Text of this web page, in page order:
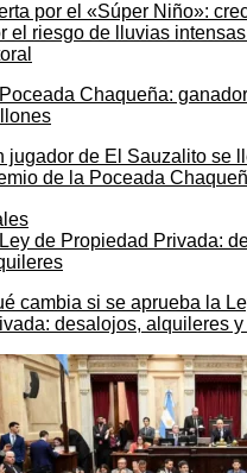
por el «Súper Niño»:
el riesgo de lluvias
jugador de El Sauzalito se
de la Poceada
cambia si se aprueba la
desalojos, alquileres